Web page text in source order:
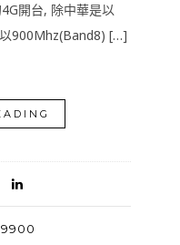
開台, 除中華是以
900Mhz(Band8) […]